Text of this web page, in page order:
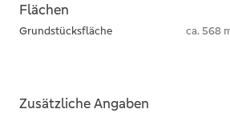
Flächen
Grundstücksfläche ca. 568
Zusätzliche Angaben